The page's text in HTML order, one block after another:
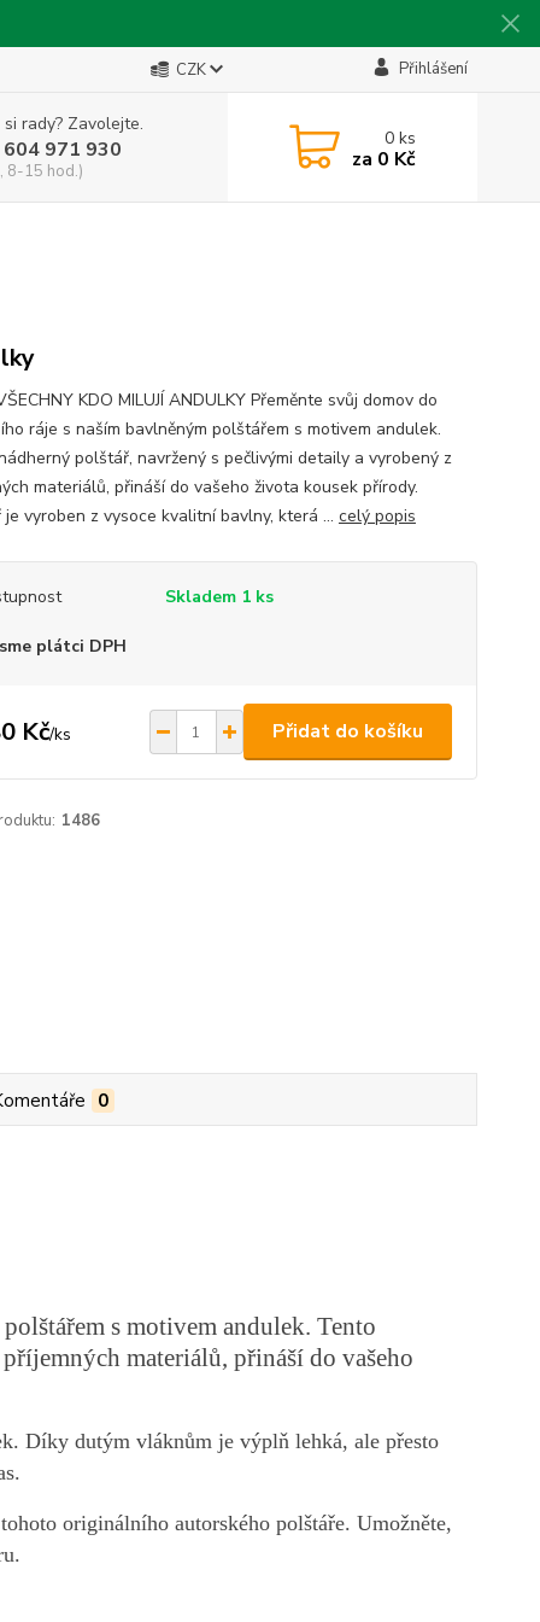
CZK Přihlášení
rady? Zavolejte.
971 930
8-15 hod.)
0ks
za 0 Kč
KDO MILUJÍ ANDULKY Přeměnte svůj domov do
ráje s naším bavlněným polštářem s motivem andulek.
polštář, navržený s pečlivými detaily a vyrobený z
materiálů, přináší do vašeho života kousek přírody.
je vyroben z vysoce kvalitní bavlny, která ... celý popis
Skladem 1 ks
plátci DPH
Kč/ks Přidat do košíku
1486
0
s motivem andulek. Tento
materiálů, přináší do vašeho
Díky dutým vláknům je výplň lehká, ale přesto
originálního autorského polštáře. Umožněte,